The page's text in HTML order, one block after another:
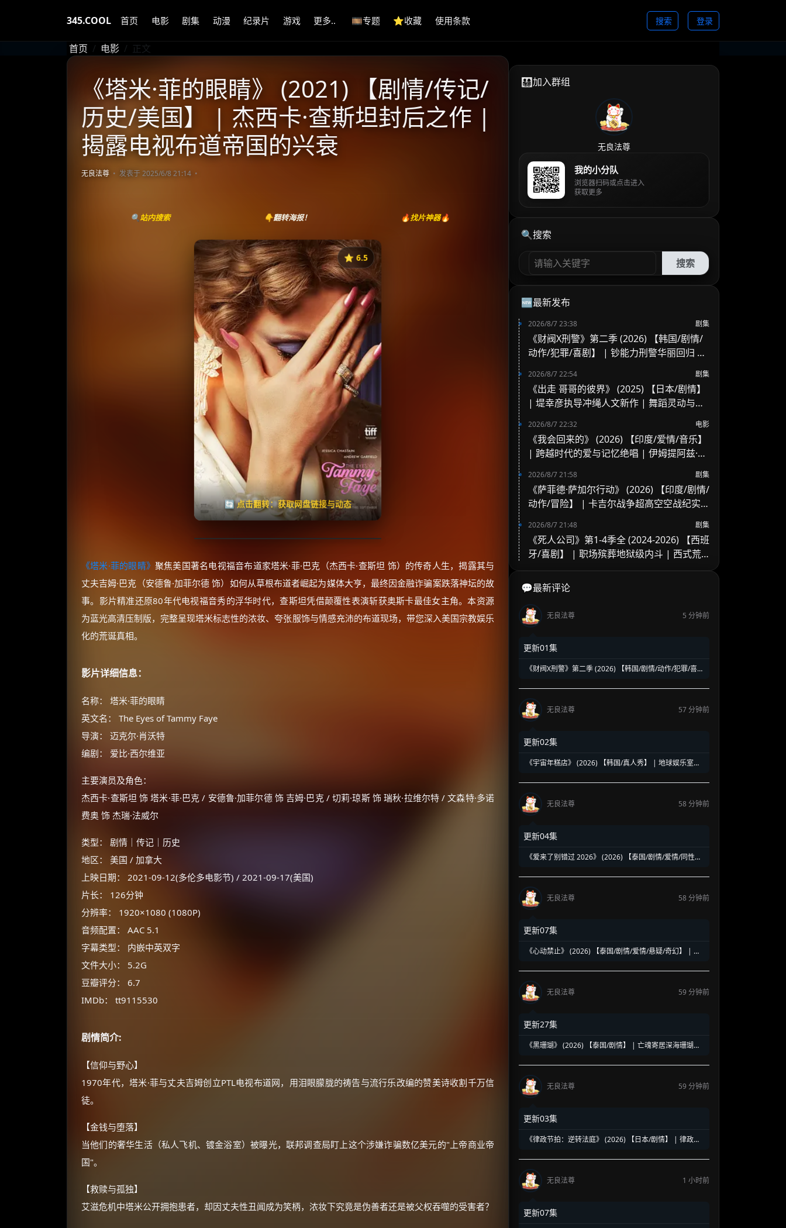
345.COOL 首页 电影 剧集 动漫 纪录片 游戏 更多.. 🎞️专题 ⭐️收藏 使用条款 搜索 登录
首页 电影 正文
《塔米·菲的眼睛》 (2021) 【剧情/传记/
历史/美国】 | 杰西卡·查斯坦封后之作 |
揭露电视布道帝国的兴衰
无良法尊 发表于 2025/6/8 21:14
🔍站内搜索 👇翻转海报！ 🔥找片神器🔥
⭐️ 6.5
🔄 点击翻转：获取网盘链接与动态
《塔米·菲的眼睛》
⭐
收藏
⭐️ 评分：6.5 | 🎬 2021年
夸克网盘
百度网盘
失效请反馈
🧧️
天天领红包
《塔米·菲的眼睛》聚焦美国著名电视福音布道家塔米·菲·巴克（杰西卡·查斯坦 饰）的传奇人生，揭露其与
丈夫吉姆·巴克（安德鲁·加菲尔德 饰）如何从草根布道者崛起为媒体大亨，最终因金融诈骗案跌落神坛的故
事。影片精准还原80年代电视福音秀的浮华时代，查斯坦凭借颠覆性表演斩获奥斯卡最佳女主角。本资源
为蓝光高清压制版，完整呈现塔米标志性的浓妆、夸张服饰与情感充沛的布道现场，带您深入美国宗教娱乐
化的荒诞真相。
影片详细信息：
名称： 塔米·菲的眼睛
英文名： The Eyes of Tammy Faye
导演： 迈克尔·肖沃特
编剧： 爱比·西尔维亚
主要演员及角色：
杰西卡·查斯坦 饰 塔米·菲·巴克 / 安德鲁·加菲尔德 饰 吉姆·巴克 / 切莉·琼斯 饰 瑞秋·拉维尔特 / 文森特·多诺
费奥 饰 杰瑞·法威尔
类型： 剧情｜传记｜历史
地区： 美国 / 加拿大
上映日期： 2021-09-12(多伦多电影节) / 2021-09-17(美国)
片长： 126分钟
分辨率： 1920×1080 (1080P)
音频配置： AAC 5.1
字幕类型： 内嵌中英双字
文件大小： 5.2G
豆瓣评分： 6.7
IMDb： tt9115530
剧情简介:
【信仰与野心】
1970年代，塔米·菲与丈夫吉姆创立PTL电视布道网，用泪眼朦胧的祷告与流行乐改编的赞美诗收割千万信
徒。
【金钱与堕落】
当他们的奢华生活（私人飞机、镀金浴室）被曝光，联邦调查局盯上这个涉嫌诈骗数亿美元的"上帝商业帝
国"。
【救赎与孤独】
艾滋危机中塔米公开拥抱患者，却因丈夫性丑闻成为笑柄，浓妆下究竟是伪善者还是被父权吞噬的受害者？
👨‍👩‍👧‍👦加入群组
无良法尊
我的小分队
浏览器扫码或点击进入
获取更多
🔍搜索
搜索
🆕最新发布
2026/8/7 23:38 剧集
《财阀X刑警》第二季 (2026) 【韩国/剧情/
动作/犯罪/喜剧】 | 钞能力刑警华丽回归 |
2026/8/7 22:54 剧集
《出走 哥哥的彼界》 (2025) 【日本/剧情】
| 堤幸彦执导冲绳人文新作 | 舞蹈灵动与家
2026/8/7 22:32 电影
《我会回来的》 (2026) 【印度/爱情/音乐】
| 跨越时代的爱与记忆绝唱 | 伊姆提阿兹·阿
2026/8/7 21:58 剧集
《萨菲德·萨加尔行动》 (2026) 【印度/剧情/
动作/冒险】 | 卡吉尔战争超高空空战纪实 |
2026/8/7 21:48 剧集
《死人公司》第1-4季全 (2024-2026) 【西班
牙/喜剧】 | 职场殡葬地狱级内斗 | 西式荒
💬最新评论
无良法尊 5 分钟前
更新01集
《财阀X刑警》第二季 (2026) 【韩国/剧情/动作/犯罪/喜
碰撞
无良法尊
57 分钟前
更新02集
《宇宙年糕店》 (2026) 【韩国/真人秀】 | 地球娱乐室原
无良法尊 58 分钟前
更新04集
《爱来了别错过 2026》 (2026) 【泰国/剧情/爱情/同性】
动
无良法尊
58 分钟前
更新07集
《心动禁止》 (2026) 【泰国/剧情/爱情/悬疑/奇幻】 | 双
无良法尊 59 分钟前
更新27集
《黑珊瑚》 (2026) 【泰国/剧情】 | 亡魂寄居深海珊瑚的
无良法尊 59 分钟前
更新03集
《律政节拍：逆转法庭》 (2026) 【日本/剧情】 | 律政说
政剧
无良法尊
1 小时前
更新07集
🧧 福利领取站 ×
朋友们辛苦了 💦